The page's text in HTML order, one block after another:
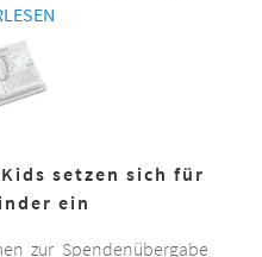
setzen sich für
ein
zur Spendenübergabe